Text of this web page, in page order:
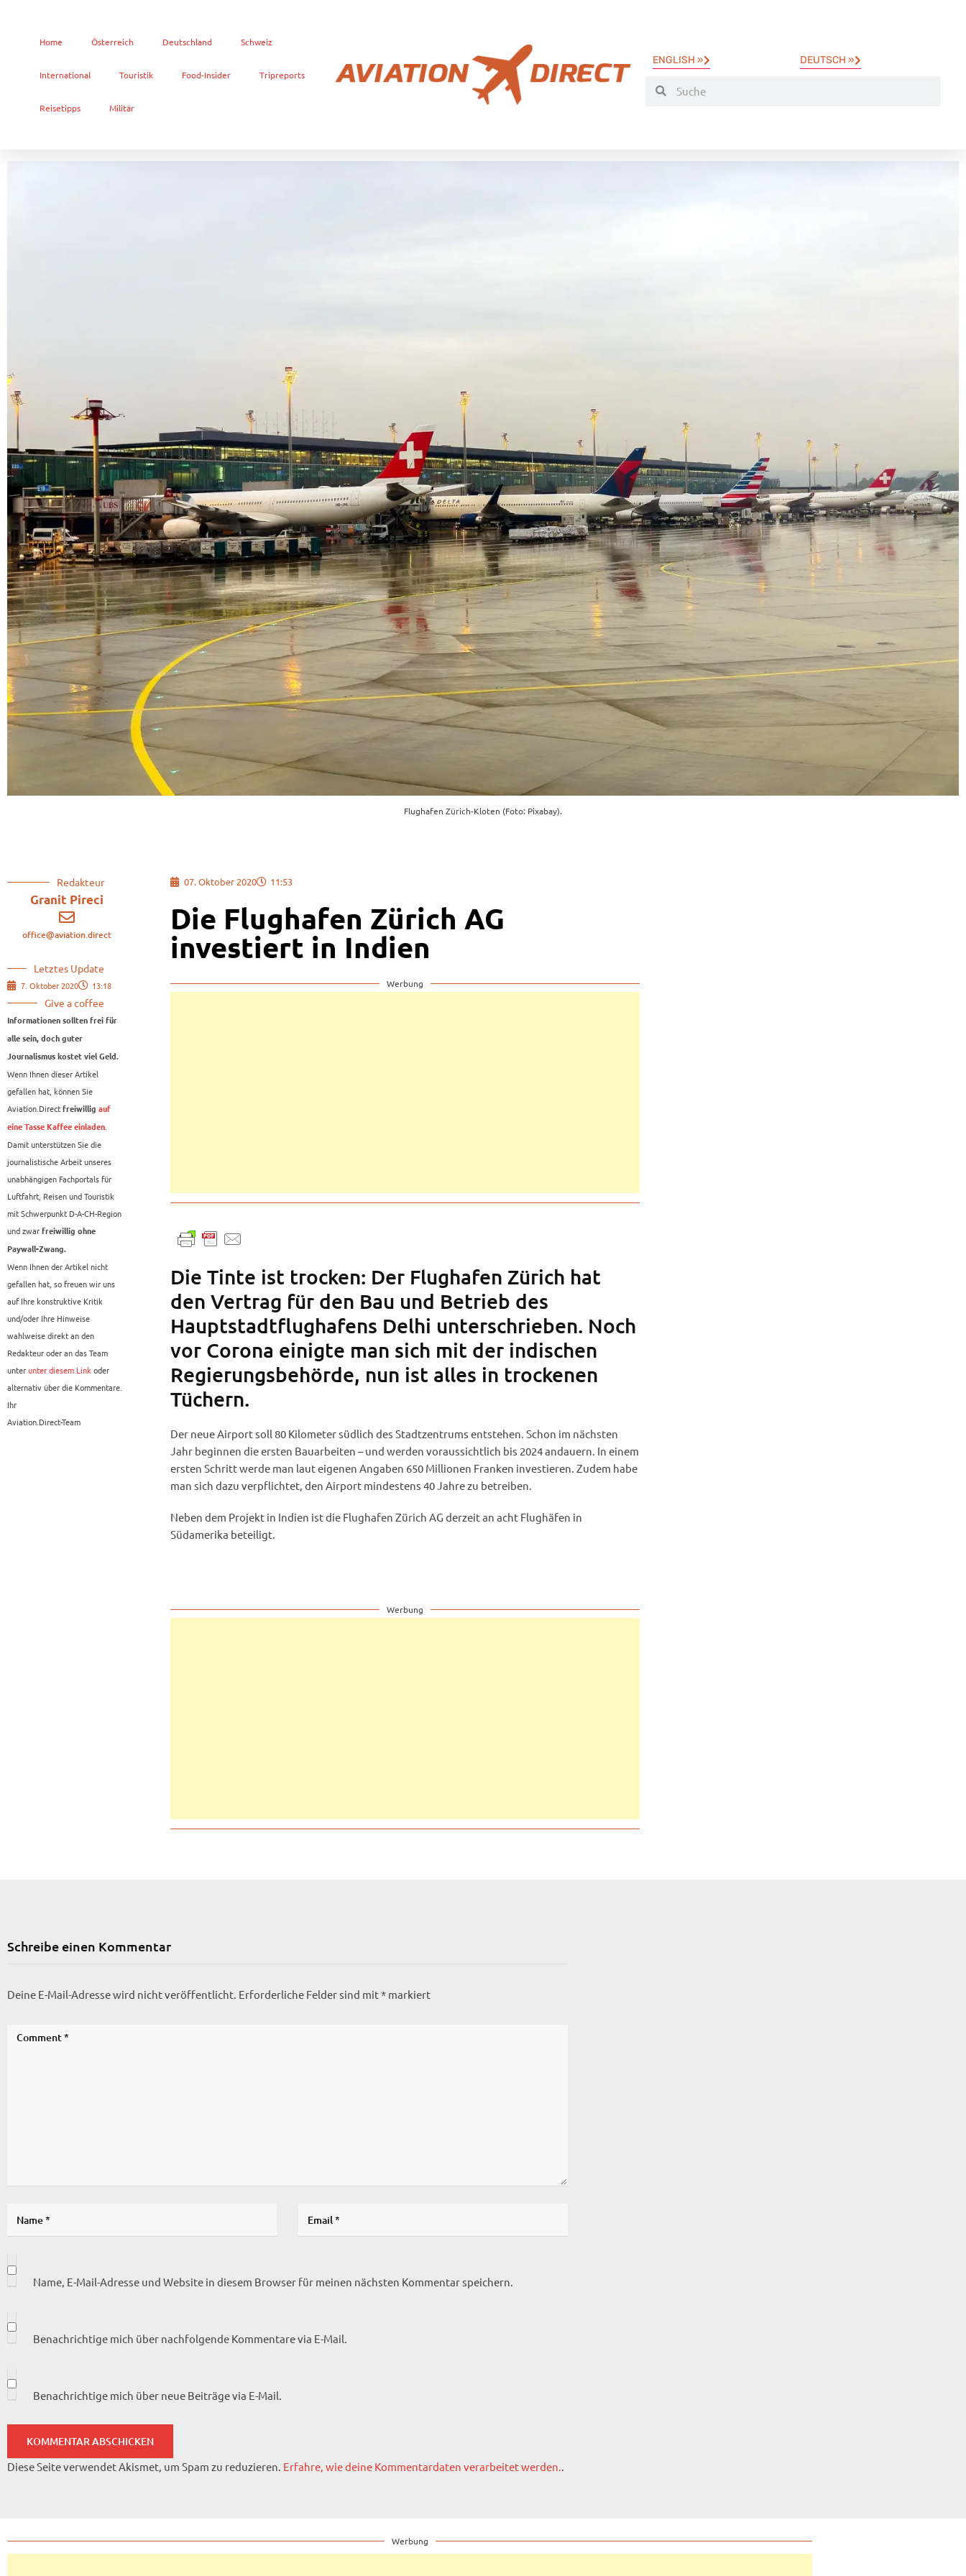
Home Österreich Deutschland Schweiz
International Touristik Food-Insider Tripreports
Reisetipps Militär
ENGLISH » DEUTSCH »
Flughafen Zürich-Kloten (Foto: Pixabay).
Redakteur
Granit Pireci
office@aviation.direct
Letztes Update
7. Oktober 2020 13:18
Give a coffee
Informationen sollten frei für
alle sein, doch guter
Journalismus kostet viel Geld.
Wenn Ihnen dieser Artikel
gefallen hat, können Sie
Aviation.Direct freiwillig auf
eine Tasse Kaffee einladen
Damit unterstützen Sie die
journalistische Arbeit unseres
unabhängigen Fachportals für
Luftfahrt, Reisen und Touristik
mit Schwerpunkt D-A-CH-Region
und zwar freiwillig ohne
Paywall-Zwang.
Wenn Ihnen der Artikel nicht
gefallen hat, so freuen wir uns
auf Ihre konstruktive Kritik
und/oder Ihre Hinweise
wahlweise direkt an den
Redakteur oder an das Team
unterunter diesem Link oder
alternativ über die Kommentare.
Ihr
Aviation.Direct-Team
07. Oktober 2020 11:53
Die Flughafen Zürich AG
investiert in Indien
Werbung
Die Tinte ist trocken: Der Flughafen Zürich hat
den Vertrag für den Bau und Betrieb des
Hauptstadtflughafens Delhi unterschrieben. Noch
vor Corona einigte man sich mit der indischen
Regierungsbehörde, nun ist alles in trockenen
Tüchern.
Der neue Airport soll 80 Kilometer südlich des Stadtzentrums entstehen. Schon im nächsten
Jahr beginnen die ersten Bauarbeiten – und werden voraussichtlich bis 2024 andauern. In einem
ersten Schritt werde man laut eigenen Angaben 650 Millionen Franken investieren. Zudem habe
man sich dazu verpflichtet, den Airport mindestens 40 Jahre zu betreiben.
Neben dem Projekt in Indien ist die Flughafen Zürich AG derzeit an acht Flughäfen in
Südamerika beteiligt.
Werbung
Schreibe einen Kommentar
Deine E-Mail-Adresse wird nicht veröffentlicht. Erforderliche Felder sind mit* markiert
Name, E-Mail-Adresse und Website in diesem Browser für meinen nächsten Kommentar speichern.
Benachrichtige mich über nachfolgende Kommentare via E-Mail.
Benachrichtige mich über neue Beiträge via E-Mail.
Diese Seite verwendet Akismet, um Spam zu reduzieren. Erfahre, wie deine Kommentardaten verarbeitet werden..
Werbung